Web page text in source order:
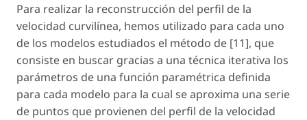
Para realizar la reconstrucción del perfil de la
velocidad curvilínea, hemos utilizado para cada uno
de los modelos estudiados el método de [11], que
consiste en buscar gracias a una técnica iterativa los
parámetros de una función paramétrica definida
para cada modelo para la cual se aproxima una serie
de puntos que provienen del perfil de la velocidad